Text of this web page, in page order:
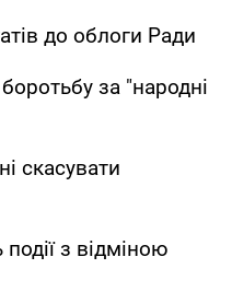
до облоги Ради
за "народні
скасувати
з відміною